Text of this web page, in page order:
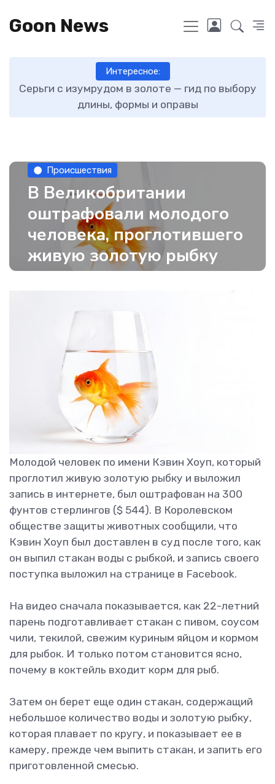
Goon News
Интересное:
Серьги с изумрудом в золоте — гид по выбору
длины, формы и оправы
Происшествия
В Великобритании
оштрафовали молодого
человека, проглотившего
живую золотую рыбку
Молодой человек по имени Кэвин Хоуп, который
проглотил живую золотую рыбку и выложил
запись в интернете, был оштрафован на 300
фунтов стерлингов ($ 544). В Королевском
обществе защиты животных сообщили, что
Кэвин Хоуп был доставлен в суд после того, как
он выпил стакан воды с рыбкой, и запись своего
поступка выложил на странице в Facebook.
На видео сначала показывается, как 22-летний
парень подготавливает стакан с пивом, соусом
чили, текилой, свежим куриным яйцом и кормом
для рыбок. И только потом становится ясно,
почему в коктейль входит корм для рыб.
Затем он берет еще один стакан, содержащий
небольшое количество воды и золотую рыбку,
которая плавает по кругу, и показывает ее в
камеру, прежде чем выпить стакан, и запить его
приготовленной смесью.